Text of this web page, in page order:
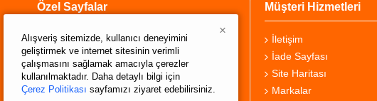
Özel Sayfalar
Hakkımızda
Teslimat Bilgisi
Gizlilik Sözleşmesi
Şartlar ve Koşullar
Müşteri Hizmetleri
İletişim
İade Sayfası
Site Haritası
Markalar
Alışveriş sitemizde, kullanıcı deneyimini
geliştirmek ve internet sitesinin verimli
çalışmasını sağlamak amacıyla çerezler
kullanılmaktadır. Daha detaylı bilgi için
Çerez Politikası sayfamızı ziyaret edebilirsiniz.
×